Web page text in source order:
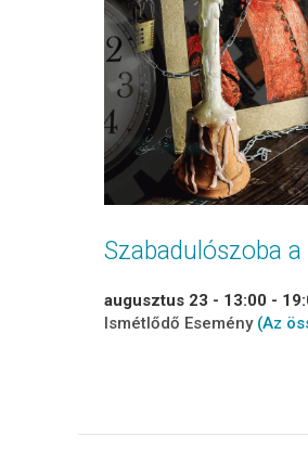
Szabadulószoba a
augusztus 23 - 13:00 -
Ismétlődő Esemény (Az